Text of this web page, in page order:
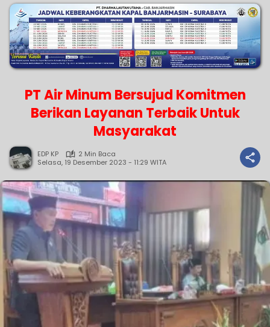
PT Air Minum Bersujud Komitmen
Berikan Layanan Terbaik Untuk
Masyarakat
EDP KP
2 Min Baca
Selasa, 19 Desember 2023 - 11:29 WITA